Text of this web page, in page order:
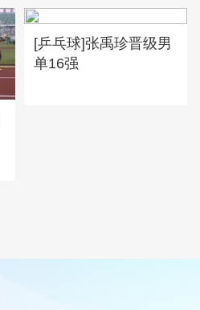
[乒乓球]张禹珍晋级男
单16强